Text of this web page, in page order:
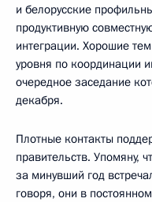
и белорусские
продуктивную
интеграции. Хорошие
уровня по координации
очередное заседание
декабря.
Плотные контакты
правительств. Упомяну,
за минувший год
говоря, они в